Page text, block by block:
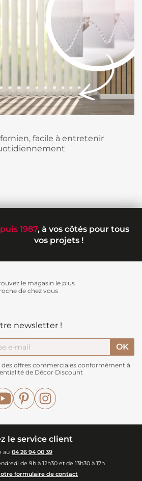
facile à entretenir
1987, à vos côtés pour tous
vos projets !
le magasin le plus
de chez vous
newsletter !
des offres commerciales conformément à
de Décor Discount
YouTubePinterest
le service client
au 04 26 94 00 39
de 9h à 12h30 et de 13h30 à 17h
formulaire de contact